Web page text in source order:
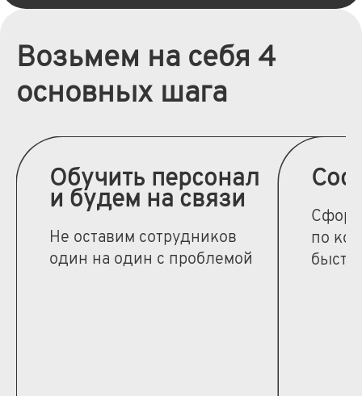
Возьмем на себя 4
основных шага
Обучить персонал
и будем на связи
Не оставим сотрудников
один на один с проблемой
по